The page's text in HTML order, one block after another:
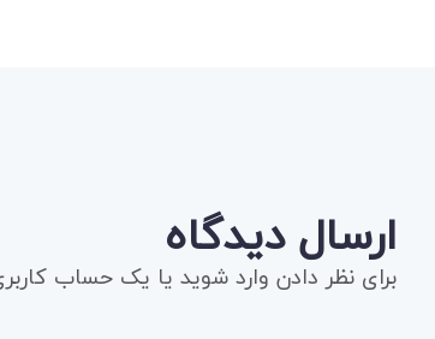
ارسال دیدگاه
برای نظر دادن وارد شوید یا یک حساب